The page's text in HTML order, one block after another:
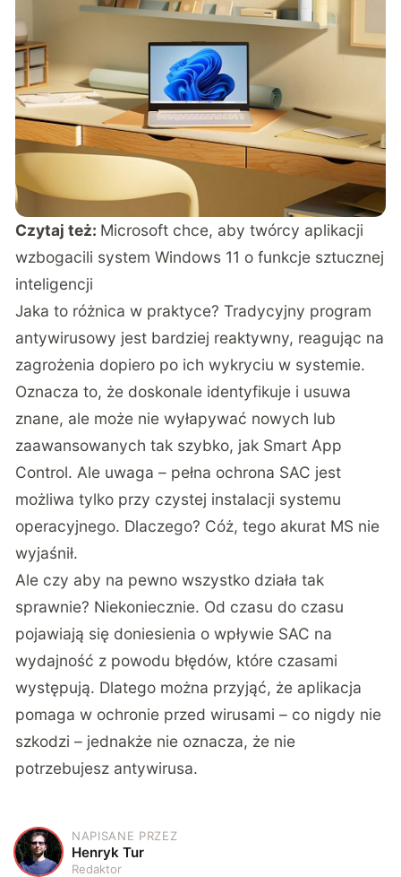
Czytaj też: Microsoft chce, aby twórcy aplikacji
wzbogacili system Windows 11 o funkcje sztucznej
inteligencji
Jaka to różnica w praktyce? Tradycyjny program
antywirusowy jest bardziej reaktywny, reagując na
zagrożenia dopiero po ich wykryciu w systemie.
Oznacza to, że doskonale identyfikuje i usuwa
znane, ale może nie wyłapywać nowych lub
zaawansowanych tak szybko, jak Smart App
Control. Ale uwaga – pełna ochrona SAC jest
możliwa tylko przy czystej instalacji systemu
operacyjnego. Dlaczego? Cóż, tego akurat MS nie
wyjaśnił.
Ale czy aby na pewno wszystko działa tak
sprawnie? Niekoniecznie. Od czasu do czasu
pojawiają się doniesienia o wpływie SAC na
wydajność z powodu błędów, które czasami
występują. Dlatego można przyjąć, że aplikacja
pomaga w ochronie przed wirusami – co nigdy nie
szkodzi – jednakże nie oznacza, że nie
potrzebujesz antywirusa.
H
NAPISANE PRZEZ
Henryk Tur
Redaktor